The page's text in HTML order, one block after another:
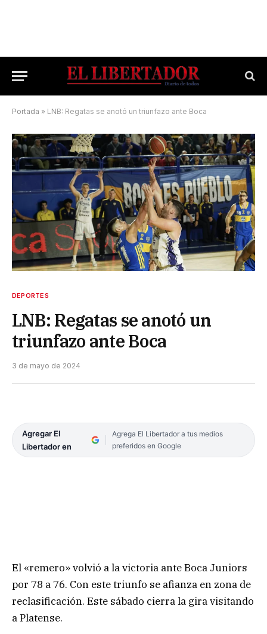
Portada » LNB: Regatas se anotó un triunfazo ante Boca
DEPORTES
LNB: Regatas se anotó un
triunfazo ante Boca
3 de mayo de 2024
Agregar El
Libertador en
Agrega El Libertador a tus medios
preferidos en Google
El «remero» volvió a la victoria ante Boca Juniors
por 78 a 76. Con este triunfo se afianza en zona de
reclasificación. Este sábado cierra la gira visitando
a Platense.